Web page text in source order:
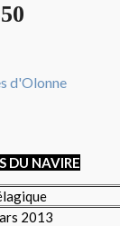
DU NAVIRE
2013